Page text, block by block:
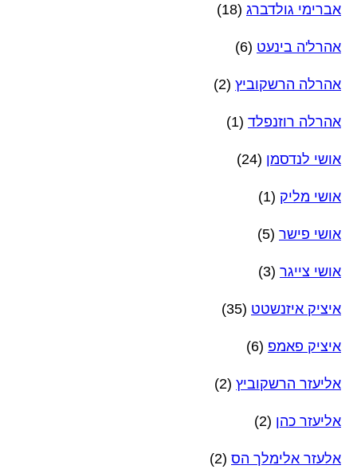
אברימי גולדברג (18)
אהרל'ה בינעט (6)
אהרלה הרשקוביץ (2)
אהרלה רוזנפלד (1)
אושי לנדסמן (24)
אושי מליק (1)
אושי פישר (5)
אושי צייגר (3)
איציק איזנשטט (35)
איציק פאמפ (6)
אליעזר הרשקוביץ (2)
אליעזר כהן (2)
אלעזר אלימלך הס (2)